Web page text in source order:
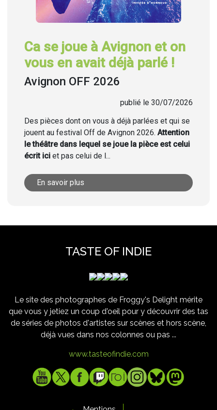
Ca se joue à Avignon et on
vous en avait déjà parlé !
Avignon OFF 2026
publié le 30/07/2026
Des pièces dont on vous à déjà parlées et qui se
jouent au festival Off de Avignon 2026. Attention
le théâtre dans lequel se joue la pièce est celui
écrit ici et pas celui de l...
En savoir plus
TASTE OF INDIE
Le site des photographes de Froggy's Delight mérite
que vous y jetiez un coup d'oeil pour y découvrir des tas
de séries de photos d'artistes sur scènes et hors scène,
déjà vues dans nos colonnes ou pas ...
www.tasteofindie.com